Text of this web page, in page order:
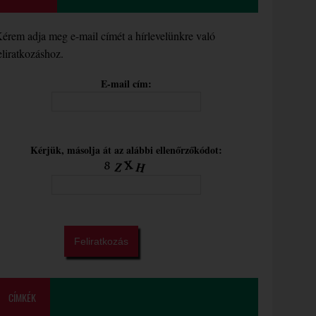
adja meg e-mail címét a hírlevelünkre való
E-mail cím:
Kérjük, másolja át az alábbi ellenőrzőkódot:
CÍMKÉK